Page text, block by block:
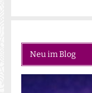
Neu im Blog